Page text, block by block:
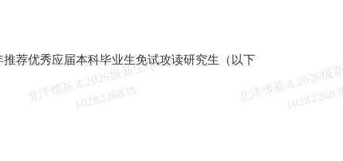
荐优秀应届本科毕业生免试攻读研究生（以下
北
洋
维
基
＆
2
0
2
6
级
新
生
Q
Q
群
1
0
2
8
2
2
6
8
3
8